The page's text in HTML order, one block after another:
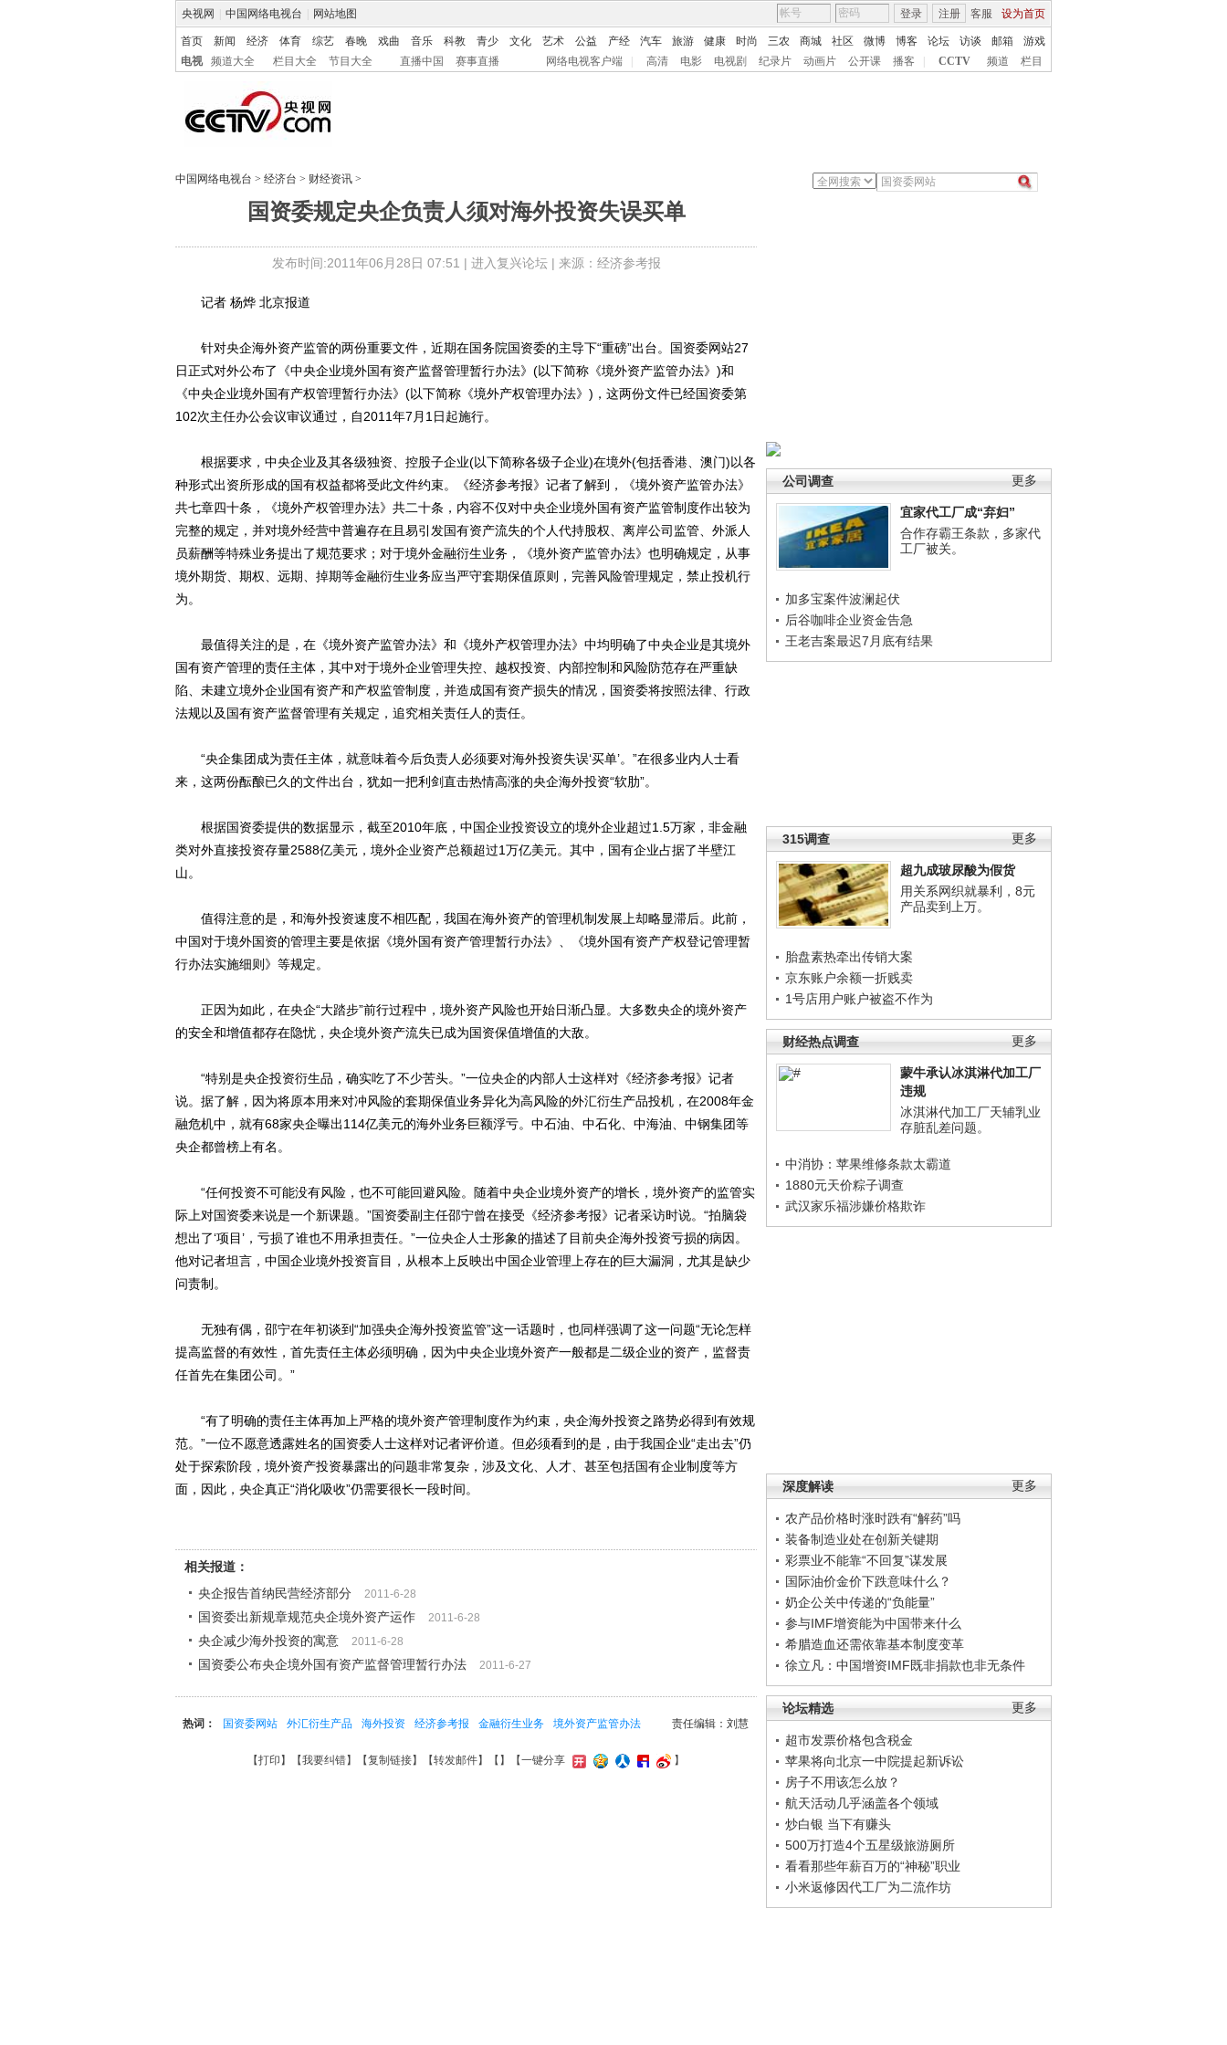
央视网 中国网络电视台 网站地图 客服 设为首页
登录 注册
首页 新闻 经济 体育 综艺 春晚 戏曲 音乐 科教 青少 文化 艺术 公益 产经 汽车 旅游 健康 时尚 三农 商城 社区 微博 博客 论坛 访谈 邮箱
游戏
电视
频道大全 栏目大全 节目大全 直播中国 赛事直播 网络电视客户端 高清 电影 电视剧 纪录片 动画片 公开课 播客 CCTV 频道 栏目
中国网络电视台 > 经济台 > 财经资讯 >
国资委规定央企负责人须对海外投资失误买单
发布时间:2011年06月28日 07:51 | 进入复兴论坛| 来源：经济参考报
更多
公司调查
宜家代工厂成“弃妇”
合作存霸王条款，多家代
工厂被关。
加多宝案件波澜起伏
后谷咖啡企业资金告急
王老吉案最迟7月底有结果
更多
315调查
超九成玻尿酸为假货
用关系网织就暴利，8元
产品卖到上万。
胎盘素热牵出传销大案
京东账户余额一折贱卖
1号店用户账户被盗不作为
更多
财经热点调查
蒙牛承认冰淇淋代加工厂
违规
冰淇淋代加工厂天辅乳业
存脏乱差问题。
中消协：苹果维修条款太霸道
1880元天价粽子调查
武汉家乐福涉嫌价格欺诈
更多
深度解读
农产品价格时涨时跌有“解药”吗
装备制造业处在创新关键期
彩票业不能靠“不回复”谋发展
国际油价金价下跌意味什么？
奶企公关中传递的“负能量”
参与IMF增资能为中国带来什么
希腊造血还需依靠基本制度变革
徐立凡：中国增资IMF既非捐款也非无条件
更多
论坛精选
超市发票价格包含税金
苹果将向北京一中院提起新诉讼
房子不用该怎么放？
航天活动几乎涵盖各个领域
炒白银 当下有赚头
500万打造4个五星级旅游厕所
看看那些年薪百万的“神秘”职业
小米返修因代工厂为二流作坊
记者 杨烨 北京报道
针对央企海外资产监管的两份重要文件，近期在国务院国资委的主导下“重磅”出台。国资委网站27
日正式对外公布了《中央企业境外国有资产监督管理暂行办法》(以下简称《境外资产监管办法》)和
《中央企业境外国有产权管理暂行办法》(以下简称《境外产权管理办法》)，这两份文件已经国资委第
102次主任办公会议审议通过，自2011年7月1日起施行。
根据要求，中央企业及其各级独资、控股子企业(以下简称各级子企业)在境外(包括香港、澳门)以各
种形式出资所形成的国有权益都将受此文件约束。《经济参考报》记者了解到，《境外资产监管办法》
共七章四十条，《境外产权管理办法》共二十条，内容不仅对中央企业境外国有资产监管制度作出较为
完整的规定，并对境外经营中普遍存在且易引发国有资产流失的个人代持股权、离岸公司监管、外派人
员薪酬等特殊业务提出了规范要求；对于境外金融衍生业务，《境外资产监管办法》也明确规定，从事
境外期货、期权、远期、掉期等金融衍生业务应当严守套期保值原则，完善风险管理规定，禁止投机行
为。
最值得关注的是，在《境外资产监管办法》和《境外产权管理办法》中均明确了中央企业是其境外
国有资产管理的责任主体，其中对于境外企业管理失控、越权投资、内部控制和风险防范存在严重缺
陷、未建立境外企业国有资产和产权监管制度，并造成国有资产损失的情况，国资委将按照法律、行政
法规以及国有资产监督管理有关规定，追究相关责任人的责任。
“央企集团成为责任主体，就意味着今后负责人必须要对海外投资失误‘买单’。”在很多业内人士看
来，这两份酝酿已久的文件出台，犹如一把利剑直击热情高涨的央企海外投资“软肋”。
根据国资委提供的数据显示，截至2010年底，中国企业投资设立的境外企业超过1.5万家，非金融
类对外直接投资存量2588亿美元，境外企业资产总额超过1万亿美元。其中，国有企业占据了半壁江
山。
值得注意的是，和海外投资速度不相匹配，我国在海外资产的管理机制发展上却略显滞后。此前，
中国对于境外国资的管理主要是依据《境外国有资产管理暂行办法》、《境外国有资产产权登记管理暂
行办法实施细则》等规定。
正因为如此，在央企“大踏步”前行过程中，境外资产风险也开始日渐凸显。大多数央企的境外资产
的安全和增值都存在隐忧，央企境外资产流失已成为国资保值增值的大敌。
“特别是央企投资衍生品，确实吃了不少苦头。”一位央企的内部人士这样对《经济参考报》记者
说。据了解，因为将原本用来对冲风险的套期保值业务异化为高风险的外汇衍生产品投机，在2008年金
融危机中，就有68家央企曝出114亿美元的海外业务巨额浮亏。中石油、中石化、中海油、中钢集团等
央企都曾榜上有名。
“任何投资不可能没有风险，也不可能回避风险。随着中央企业境外资产的增长，境外资产的监管实
际上对国资委来说是一个新课题。”国资委副主任邵宁曾在接受《经济参考报》记者采访时说。“拍脑袋
想出了‘项目’，亏损了谁也不用承担责任。”一位央企人士形象的描述了目前央企海外投资亏损的病因。
他对记者坦言，中国企业境外投资盲目，从根本上反映出中国企业管理上存在的巨大漏洞，尤其是缺少
问责制。
无独有偶，邵宁在年初谈到“加强央企海外投资监管”这一话题时，也同样强调了这一问题“无论怎样
提高监督的有效性，首先责任主体必须明确，因为中央企业境外资产一般都是二级企业的资产，监督责
任首先在集团公司。”
“有了明确的责任主体再加上严格的境外资产管理制度作为约束，央企海外投资之路势必得到有效规
范。”一位不愿意透露姓名的国资委人士这样对记者评价道。但必须看到的是，由于我国企业“走出去”仍
处于探索阶段，境外资产投资暴露出的问题非常复杂，涉及文化、人才、甚至包括国有企业制度等方
面，因此，央企真正“消化吸收”仍需要很长一段时间。
相关报道：
央企报告首纳民营经济部分
2011-6-28
国资委出新规章规范央企境外资产运作 2011-6-28
央企减少海外投资的寓意 2011-6-28
国资委公布央企境外国有资产监督管理暂行办法 2011-6-27
责任编辑：刘慧
热词： 国资委网站 外汇衍生产品 海外投资 经济参考报 金融衍生业务 境外资产监管办法
【打印 】【我要纠错】【复制链接】【转发邮件】【 】 【一键分享 】